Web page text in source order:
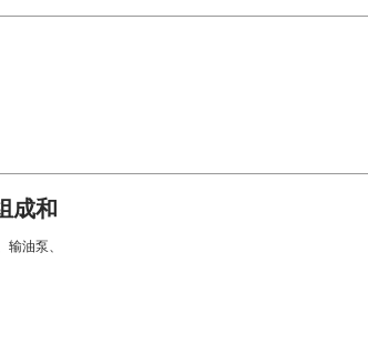
成和
油泵、